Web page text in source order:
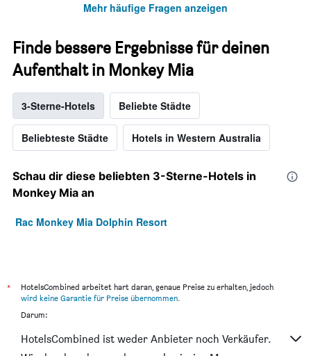
Mehr häufige Fragen anzeigen
Finde bessere Ergebnisse für deinen
Aufenthalt in Monkey Mia
3-Sterne-Hotels Beliebte Städte
Beliebteste Städte Hotels in Western Australia
Schau dir diese beliebten 3-Sterne-Hotels in
Monkey Mia an
Rac Monkey Mia Dolphin Resort
*
HotelsCombined arbeitet hart daran, genaue Preise zu erhalten, jedoch
wird keine Garantie für Preise übernommen.
Darum:
HotelsCombined ist weder Anbieter noch Verkäufer.